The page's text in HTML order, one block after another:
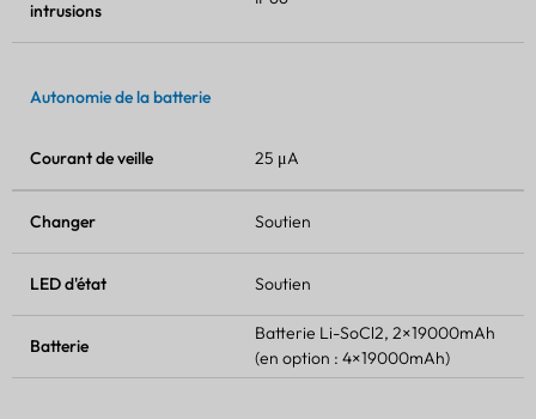
intrusions
Autonomie de la batterie
Courant de veille 25 μA
Changer Soutien
LED d'état Soutien
Batterie
Batterie Li-SoCl2, 2×19000mAh
(en option : 4×19000mAh)